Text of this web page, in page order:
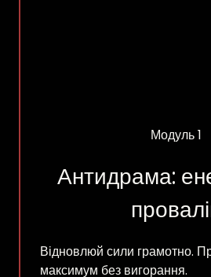
Модуль 1
Антидрама:
Відновлюй сили грамотно.
максимум без вигорання.